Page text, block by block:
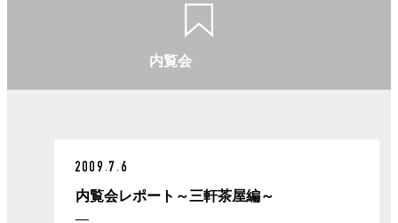
内覧会
2009.7.6
内覧会レポート～三軒茶屋編～